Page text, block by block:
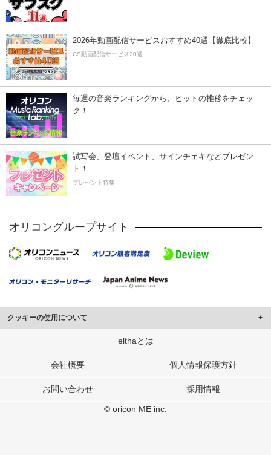
2026年動画配信サービスおすすめ40選【徹底比較】
CS動画配信サービス20選
毎週の音楽ランキングから、ヒットの推移をチェッ
ク！
試写会、登壇イベント、サインチェキなどプレゼン
ト！
プレゼント特集
オリコングループサイト
クッキーの使用について
このサイトでは Cookie を使用して、ユーザーに合わせたコンテンツや広告の
行っています。
メディアや広告配信、データ解析の各パートナーに提供しています。
elthaとは
会社概要 個人情報保護方針
お問い合わせ 採用情報
© oricon ME inc.